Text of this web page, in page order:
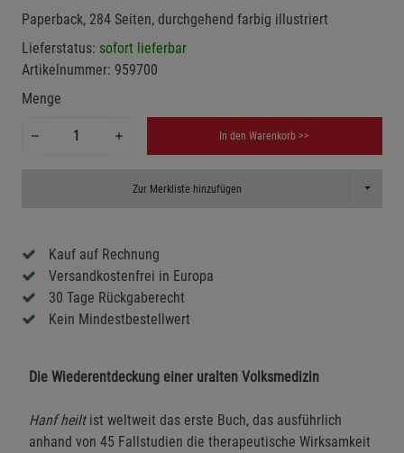
Paperback, 284 Seiten, durchgehend farbig illustriert
Lieferstatus: sofort lieferbar
Artikelnummer: 959700
Menge
In den Warenkorb >>
Zur Merkliste hinzufügen Toggle
Kauf auf Rechnung
Versandkostenfrei in Europa
30 Tage Rückgaberecht
Kein Mindestbestellwert
Die Wiederentdeckung einer uralten Volksmedizin
Hanf heiltist weltweit das erste Buch, das ausführlich
anhand von 45 Fallstudien die therapeutische Wirksamkeit